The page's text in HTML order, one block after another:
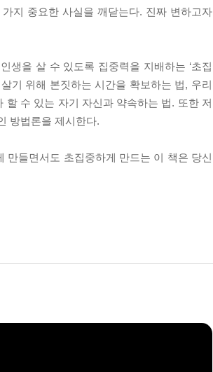
지 중요한 사실을 깨닫는다. 진짜 변하고자
생을 살 수 있도록 집중력을 지배하는 ‘초집
기 위해 본짓하는 시간을 확보하는 법, 우리
수 있는 자기 자신과 약속하는 법. 또한 저
방법론을 제시한다.
만들면서도 초집중하게 만드는 이 책은 당신